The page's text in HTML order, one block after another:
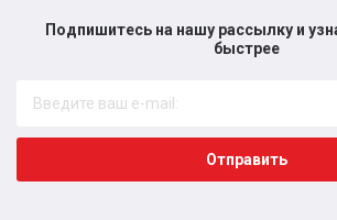
Подпишитесь на нашу рассылку и
быстрее​
Отправить